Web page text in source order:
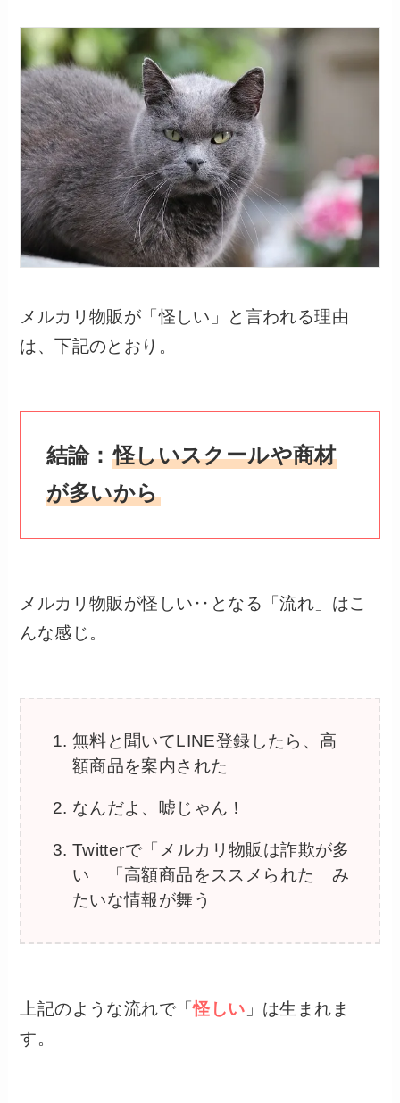
メルカリ物販が「怪しい」と言われる理由
は、下記のとおり。
結論： 怪しいスクールや商材
が多いから
メルカリ物販が怪しい‥となる「流れ」はこ
んな感じ。
無料と聞いてLINE登録したら、高
額商品を案内された
なんだよ、嘘じゃん！
Twitterで「メルカリ物販は詐欺が多
い」「高額商品をススメられた」み
たいな情報が舞う
上記のような流れで「怪しい 」は生まれま
す。